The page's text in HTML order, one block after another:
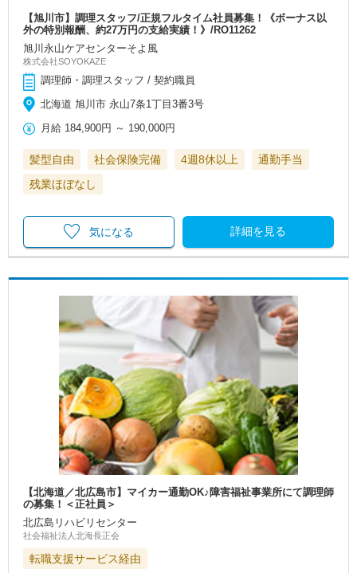
【旭川市】調理スタッフ/正規フルタイム社員募集！《ボーナス以
外の特別報酬、約27万円の支給実績！》/RO11262
旭川永山ケアセンターそよ風
株式会社SOYOKAZE
調理師・調理スタッフ / 契約職員
北海道 旭川市 永山7条1丁目3番3号
月給 184,900円 ～ 190,000円
髪型自由 社会保険完備 4週8休以上
通勤手当
残業ほぼなし
詳細を見る
気になる
【北海道／北広島市】マイカー通勤OK♪障害福祉事業所にて調理師
の募集！＜正社員＞
北広島リハビリセンター
社会福祉法人北海長正会
転職支援サービス経由